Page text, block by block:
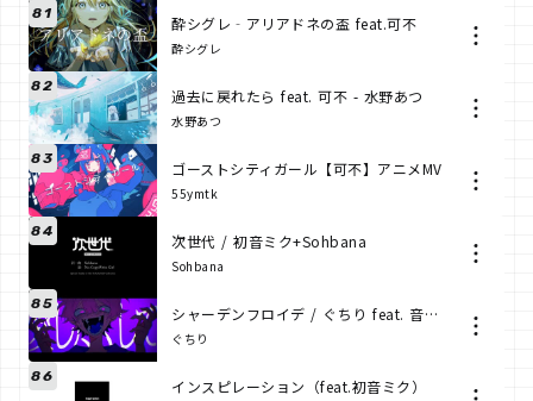
81 酔シグレ‐アリアドネの盃 feat.可不
酔シグレ
82 過去に戻れたら feat. 可不 - 水野あつ
水野あつ
83 ゴーストシティガール【可不】アニメMV
55ymtk
84 次世代 / 初音ミク+Sohbana
Sohbana
85 シャーデンフロイデ / ぐちり feat. 音街ウナ
ぐちり
86 インスピレーション（feat.初音ミク）